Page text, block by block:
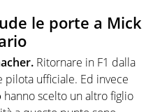
le porte a Mick
Ritornare in F1 dalla
ufficiale. Ed invece
hanno scelto un altro figlio